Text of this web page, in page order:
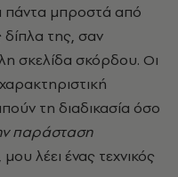
πάντα μπροστά από
της, σαν
σκελίδα σκόρδου. Οι
χαρακτηριστική
τη διαδικασία όσο
παράσταση
, μου λέει ένας τεχνικός